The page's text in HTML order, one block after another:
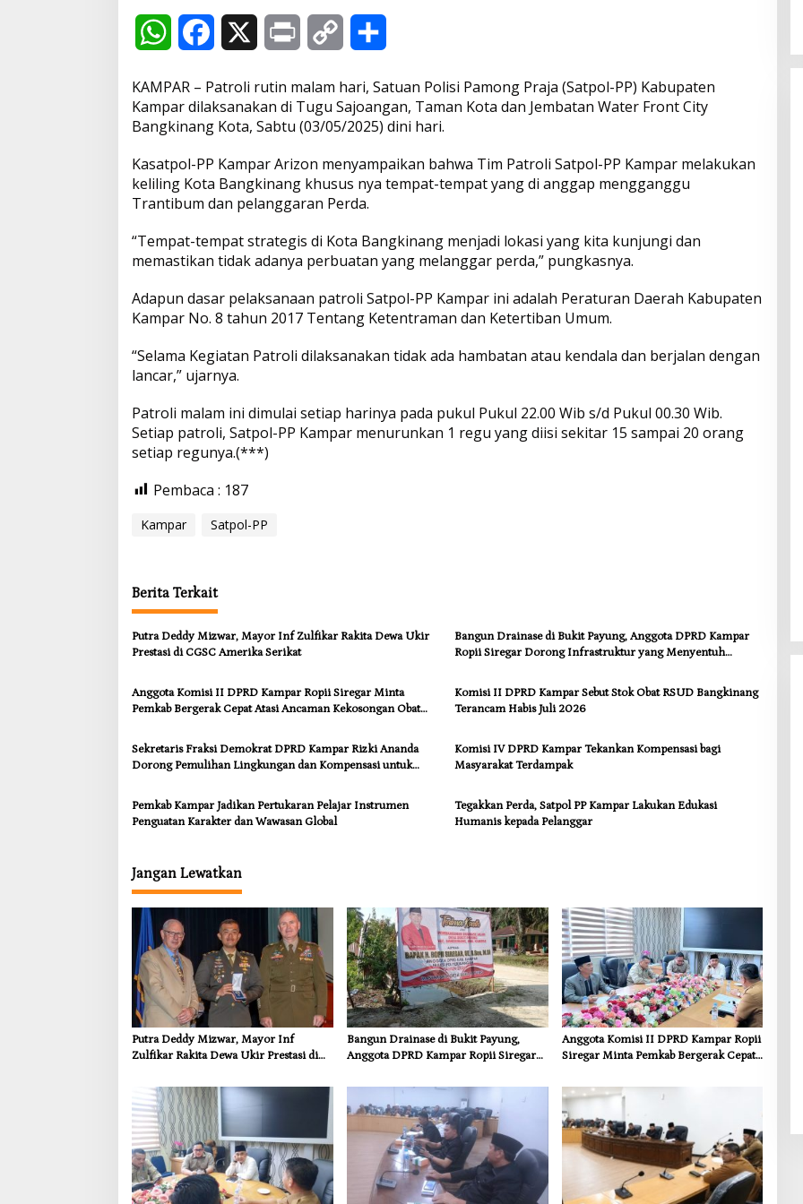
n
o
a
d
a
n
e
m
b
a
a
n
F
C
W
a
s
A
p
c
b
o
o
i
n
t
p
L
i
n
a
e
KAMPAR – Patroli rutin malam hari, Satuan Polisi Pamong Praja (Satpol-PP) Kabupaten
Kampar dilaksanakan di Tugu Sajoangan, Taman Kota dan Jembatan Water Front City
Bangkinang Kota, Sabtu (03/05/2025) dini hari.
Kasatpol-PP Kampar Arizon menyampaikan bahwa Tim Patroli Satpol-PP Kampar melakukan
keliling Kota Bangkinang khusus nya tempat-tempat yang di anggap mengganggu
Trantibum dan pelanggaran Perda.
“Tempat-tempat strategis di Kota Bangkinang menjadi lokasi yang kita kunjungi dan
memastikan tidak adanya perbuatan yang melanggar perda,” pungkasnya.
Adapun dasar pelaksanaan patroli Satpol-PP Kampar ini adalah Peraturan Daerah Kabupaten
Kampar No. 8 tahun 2017 Tentang Ketentraman dan Ketertiban Umum.
“Selama Kegiatan Patroli dilaksanakan tidak ada hambatan atau kendala dan berjalan dengan
lancar,” ujarnya.
Patroli malam ini dimulai setiap harinya pada pukul Pukul 22.00 Wib s/d Pukul 00.30 Wib.
Setiap patroli, Satpol-PP Kampar menurunkan 1 regu yang diisi sekitar 15 sampai 20 orang
setiap regunya.(***)
Pembaca : 187
Kampar Satpol-PP
Berita Terkait
Putra Deddy Mizwar, Mayor Inf Zulfikar Rakita Dewa Ukir
Prestasi di CGSC Amerika Serikat
Bangun Drainase di Bukit Payung, Anggota DPRD Kampar
Ropii Siregar Dorong Infrastruktur yang Menyentuh
Anggota Komisi II DPRD Kampar Ropii Siregar Minta
Pemkab Bergerak Cepat Atasi Ancaman Kekosongan Obat
Komisi II DPRD Kampar Sebut Stok Obat RSUD Bangkinang
Terancam Habis Juli 2026
Sekretaris Fraksi Demokrat DPRD Kampar Rizki Ananda
Dorong Pemulihan Lingkungan dan Kompensasi untuk
Komisi IV DPRD Kampar Tekankan Kompensasi bagi
Masyarakat Terdampak
Pemkab Kampar Jadikan Pertukaran Pelajar Instrumen
Penguatan Karakter dan Wawasan Global
Tegakkan Perda, Satpol PP Kampar Lakukan Edukasi
Humanis kepada Pelanggar
Jangan Lewatkan
Putra Deddy Mizwar, Mayor Inf
Zulfikar Rakita Dewa Ukir Prestasi di
Bangun Drainase di Bukit Payung,
Anggota DPRD Kampar Ropii Siregar
Kebutuhan Dasar
Anggota Komisi II DPRD Kampar Ropii
Siregar Minta Pemkab Bergerak Cepat
Wujudkan Kampar Dihati